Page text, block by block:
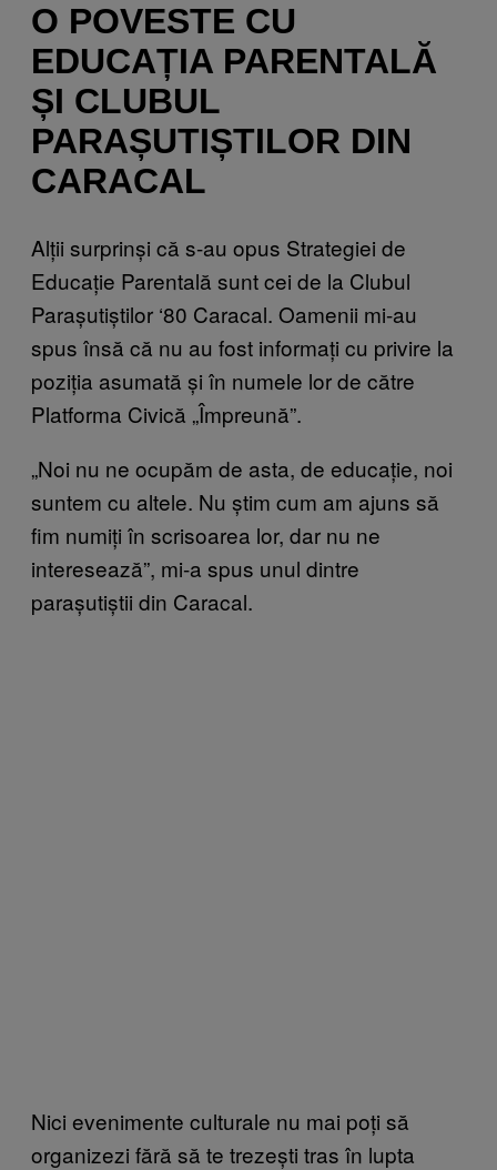
O POVESTE CU
EDUCAȚIA PARENTALĂ
ȘI CLUBUL
PARAȘUTIȘTILOR DIN
CARACAL
Alții surprinși că s-au opus Strategiei de
Educație Parentală sunt cei de la Clubul
Parașutiștilor ‘80 Caracal. Oamenii mi-au
spus însă că nu au fost informați cu privire la
poziția asumată și în numele lor de către
Platforma Civică „Împreună”.
„Noi nu ne ocupăm de asta, de educație, noi
suntem cu altele. Nu știm cum am ajuns să
fim numiți în scrisoarea lor, dar nu ne
interesează”, mi-a spus unul dintre
parașutiștii din Caracal.
Nici evenimente culturale nu mai poți să
organizezi fără să te trezești tras în lupta